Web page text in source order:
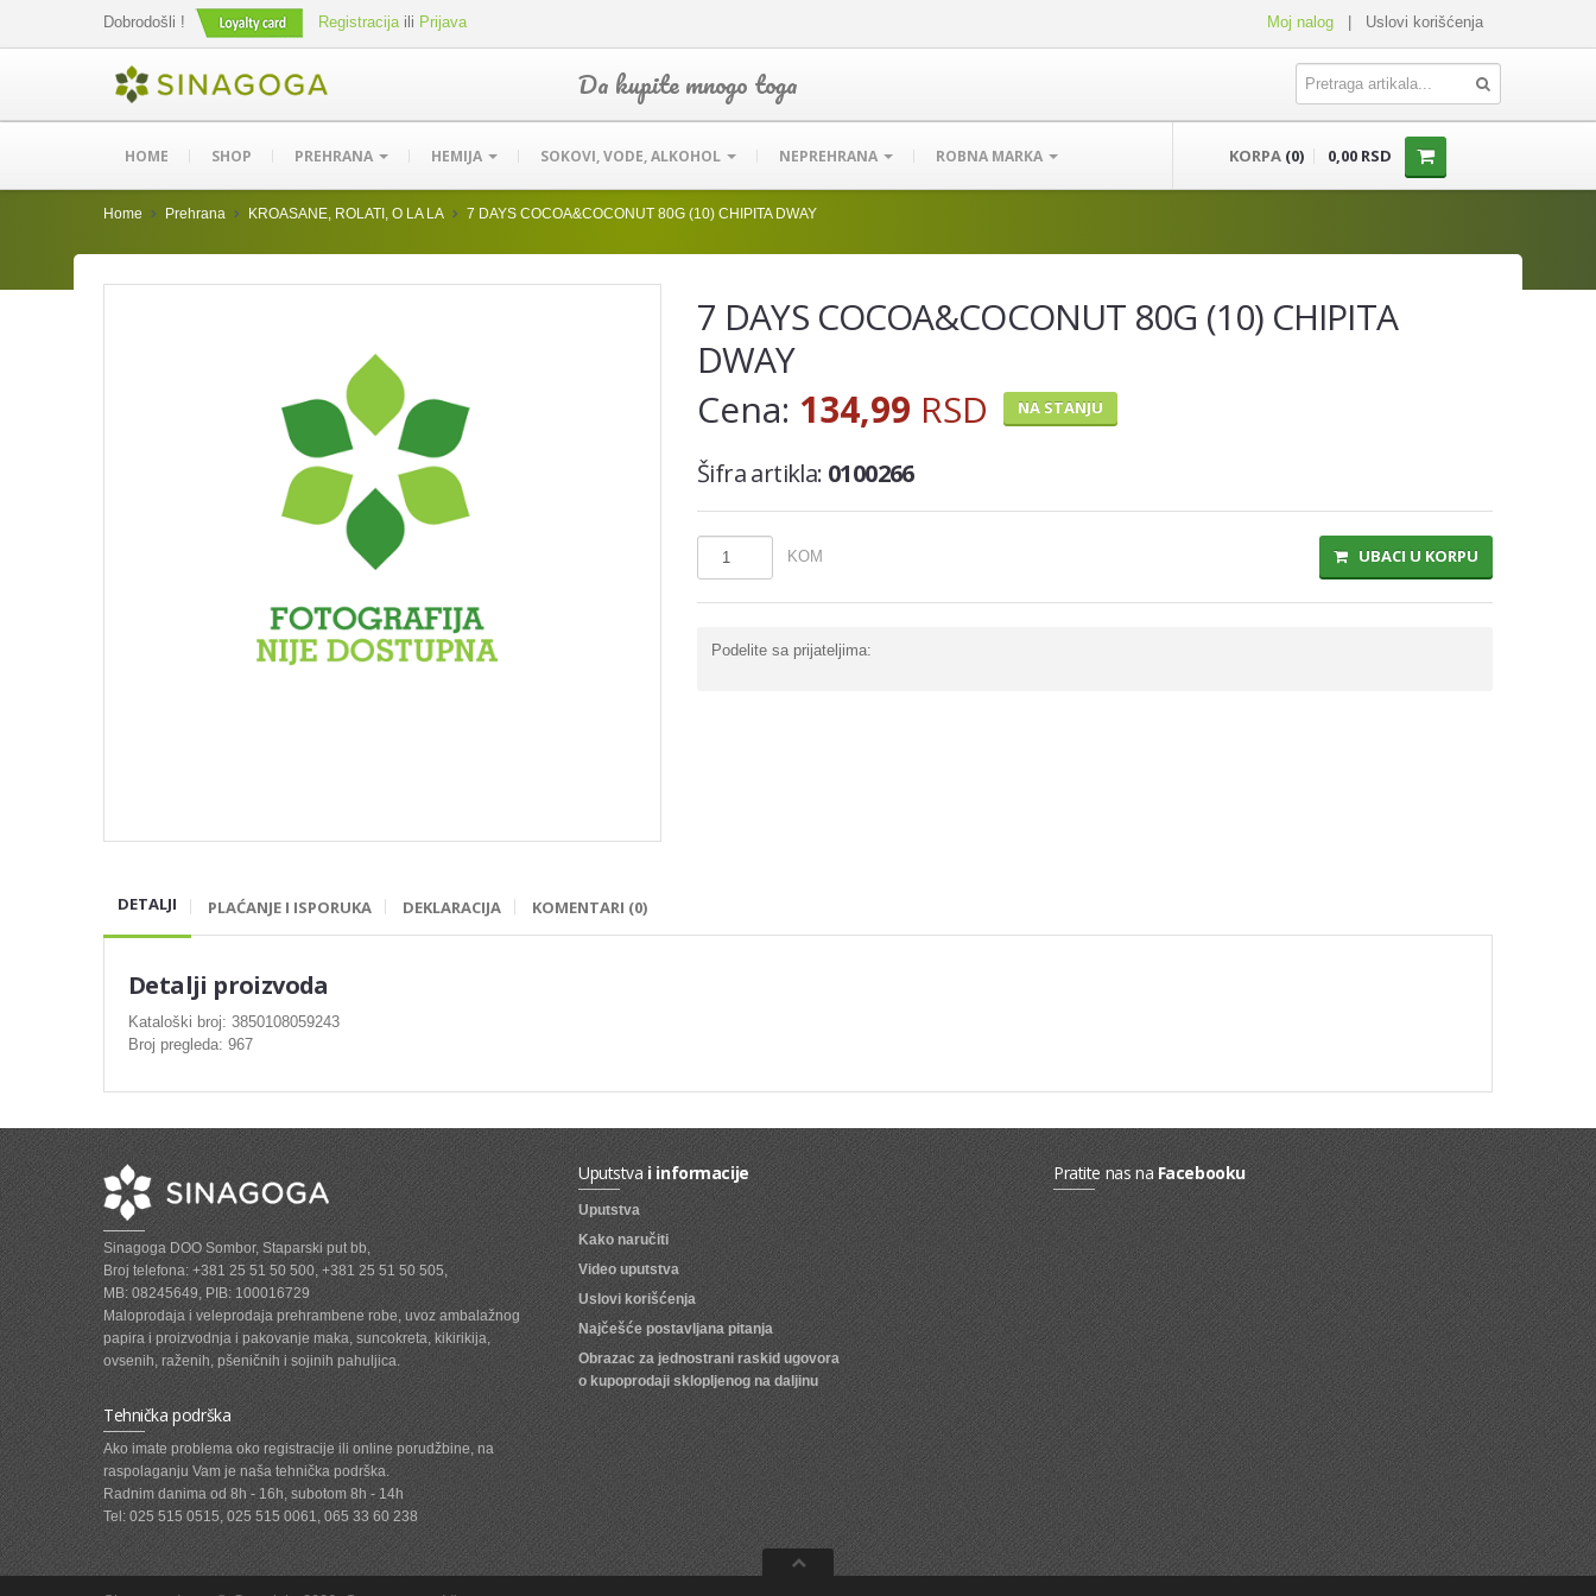
Dobrodošli ! Registracijaili Prijava Moj nalog Uslovi korišćenja
Da kupite mnogo toga
HOME SHOP PREHRANA HEMIJA SOKOVI, VODE, ALKOHOL NEPREHRANA ROBNA MARKA KORPA (0) 0,00 RSD
Home Prehrana KROASANE, ROLATI, O LA LA 7 DAYS COCOA&COCONUT 80G (10) CHIPITA DWAY
7 DAYS COCOA&COCONUT 80G (10) CHIPITA
DWAY
Cena: 134,99 RSD NA STANJU
Šifra artikla: 0100266
KOM UBACI U KORPU
Podelite sa prijateljima:
DETALJI PLAĆANJE I ISPORUKA DEKLARACIJA KOMENTARI (0)
Detalji proizvoda
Kataloški broj: 3850108059243
Broj pregleda: 967
Sinagoga DOO Sombor, Staparski put bb,
Broj telefona: +381 25 51 50 500, +381 25 51 50 505,
MB: 08245649, PIB: 100016729
Maloprodaja i veleprodaja prehrambene robe, uvoz ambalažnog
papira i proizvodnja i pakovanje maka, suncokreta, kikirikija,
ovsenih, raženih, pšeničnih i sojinih pahuljica.
Tehnička podrška
Ako imate problema oko registracije ili online porudžbine, na
raspolaganju Vam je naša tehnička podrška.
Radnim danima od 8h - 16h, subotom 8h - 14h
Tel: 025 515 0515, 025 515 0061, 065 33 60 238
Uputstva i informacije
Uputstva
Kako naručiti
Video uputstva
Uslovi korišćenja
Najčešće postavljana pitanja
Obrazac za jednostrani raskid ugovora
o kupoprodaji sklopljenog na daljinu
Pratite nas na Facebooku